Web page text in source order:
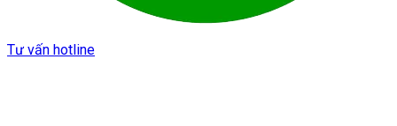
Tư vấn hotline